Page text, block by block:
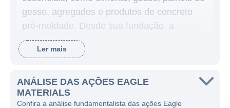
gesso, agregados e produtos de concreto
pré-moldado. Desde sua fundação, a
empresa tem buscado constantemente a
inovação e sustentabilidade em seus
demanda crescente do setor da construção
civil.
Ler mais
ANÁLISE DAS AÇÕES EAGLE
MATERIALS
Confira a análise fundamentalista das ações Eagle